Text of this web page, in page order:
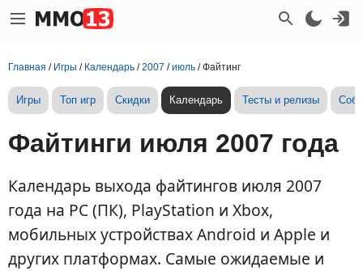
Главная / Игры / Календарь /2007 /июль /Файтинг
Игры Топ игр Скидки Календарь Тесты и релизы
Файтинги июля 2007 года
Календарь выхода файтингов июля 2007
года на PC (ПК), PlayStation и Xbox,
мобильных устройствах Android и Apple и
других платформах. Самые ожидаемые и